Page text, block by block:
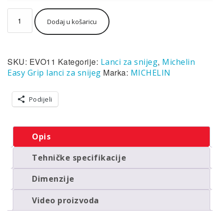
Lanci
snijeg
Grip
EVO11
količina
Dodaj u košaricu
SKU: EVO11 Kategorije: Lanci za snijeg, Michelin
Easy Grip lanci za snijeg Marka: MICHELIN
Podijeli
Opis
Tehničke specifikacije
Dimenzije
Video proizvoda